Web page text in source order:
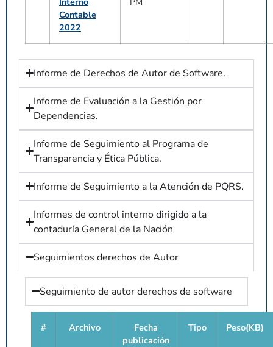
Contable
2022
Informe de Derechos de Autor de Software.
Informe de Evaluación a la Gestión por
Dependencias.
Informe de Seguimiento al Programa de
Transparencia y Ética Pública.
Informe de Seguimiento a la Atención de PQRS.
Informes de control interno dirigido a la
contaduría General de la Nación
Seguimientos derechos de Autor
Seguimiento de autor derechos de software
# Archivo
Fecha
publicación
Tipo Peso(KB)